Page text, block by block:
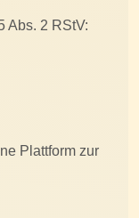
Abs. 2 RStV:
Plattform zur